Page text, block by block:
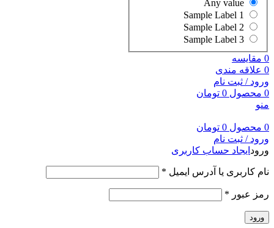
0 مقایسه
0 علاقه مندی
ورود / ثبت نام
0 محصول 0 تومان
منو
0 محصول 0 تومان
ورود / ثبت نام
ورود ایجاد حساب کاربری
نام کاربری یا آدرس ایمیل *
رمز عبور *
ورود